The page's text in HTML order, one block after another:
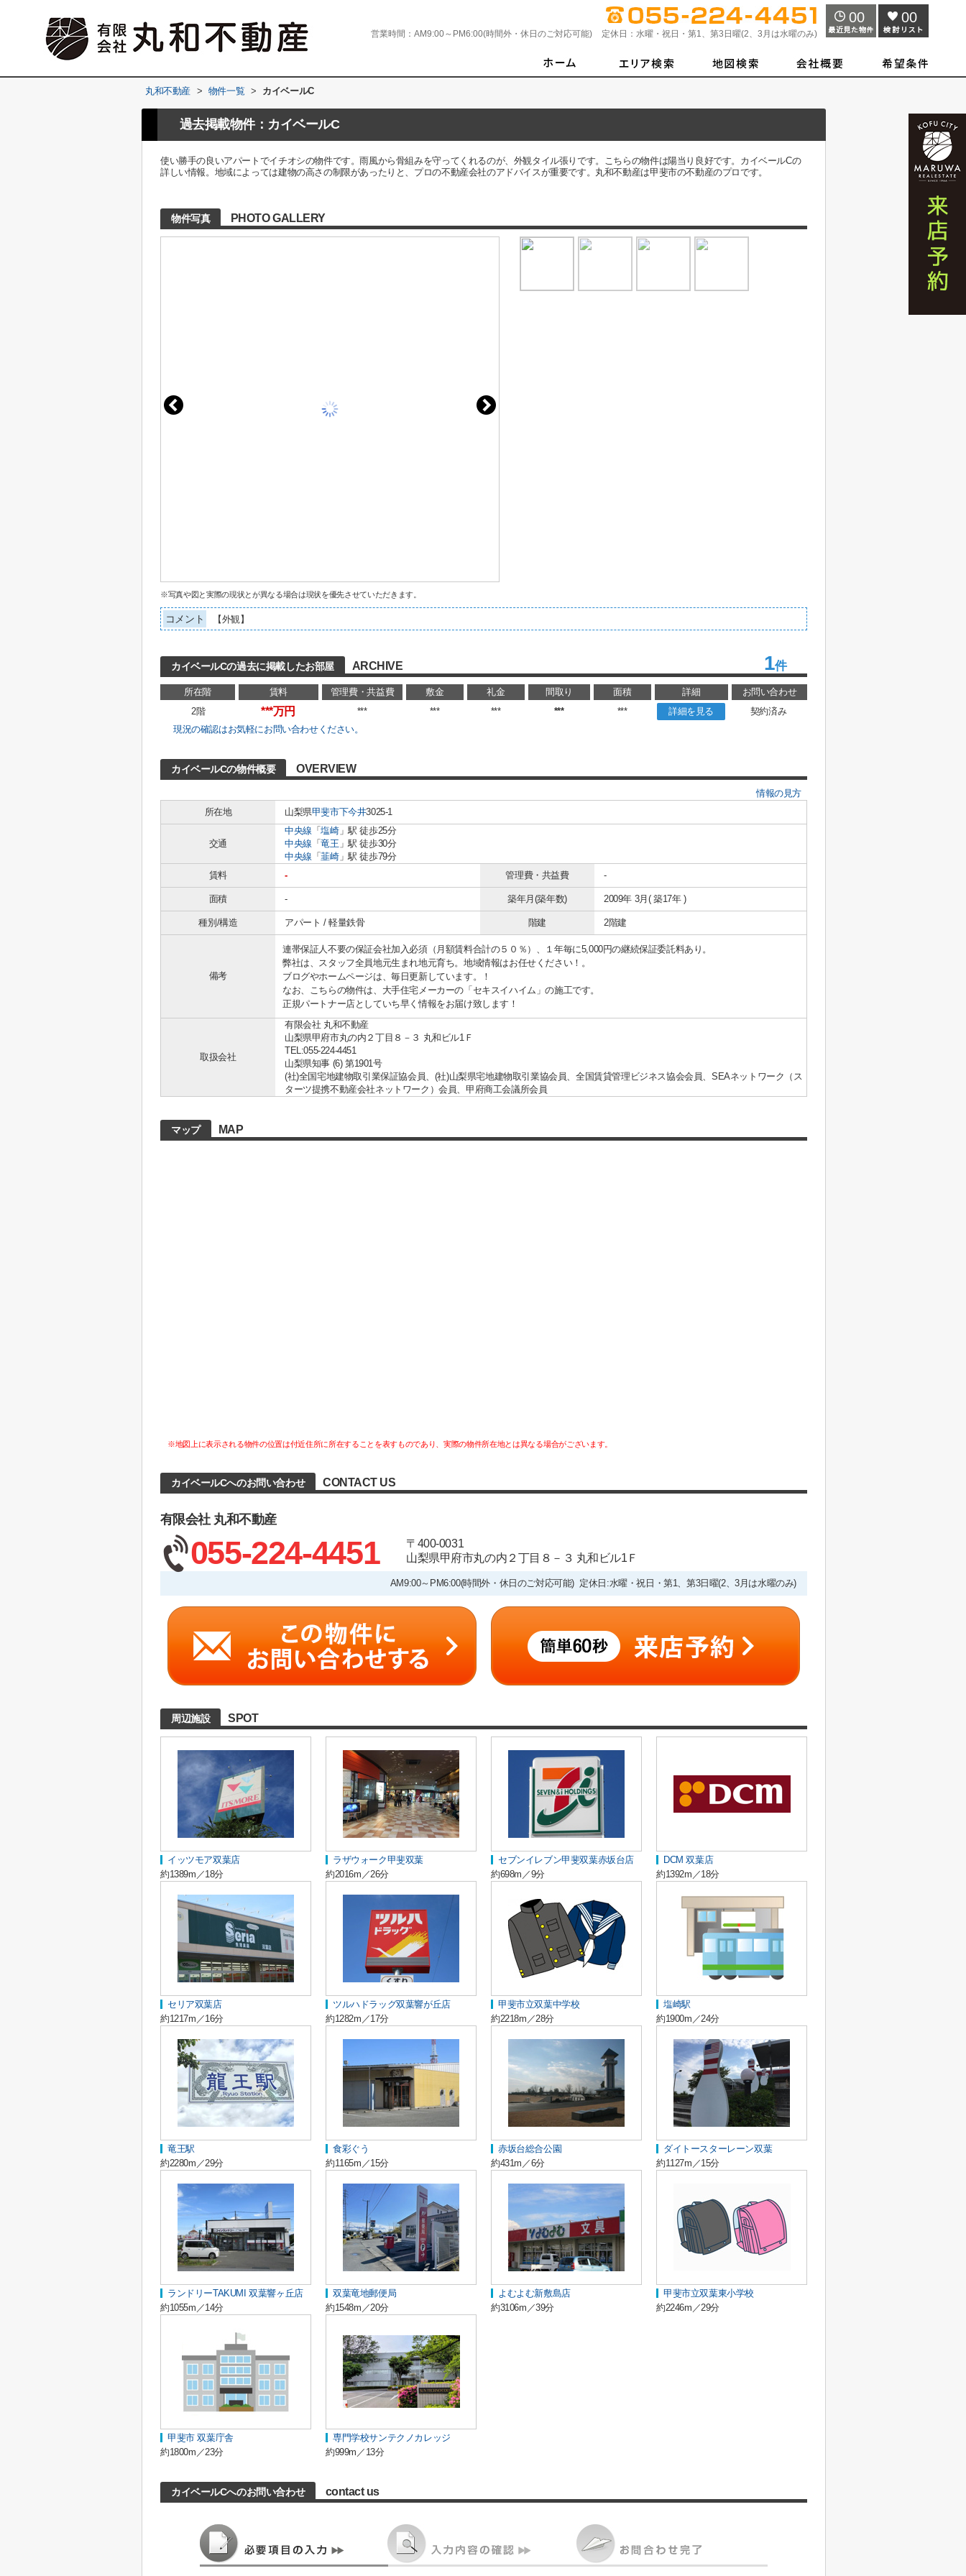
営業時間： AM9:00～PM6:00(時間外・休日のご対応可能) 定休日： 水曜・祝日・第1、第3日曜(2、3月は水曜のみ)
00 00
丸和不動産 > 物件一覧 > カイベールC
過去掲載物件：カイベールC
使い勝手の良いアパートでイチオシの物件です。雨風から骨組みを守ってくれるのが、外観タイル張りです。こちらの物件は陽当り良好です。カイベールCの
詳しい情報。地域によっては建物の高さの制限があったりと、プロの不動産会社のアドバイスが重要です。丸和不動産は甲斐市の不動産のプロです。
物件写真 PHOTO GALLERY
※写真や図と実際の現状とが異なる場合は現状を優先させていただきます。
コメント 【外観】
カイベールCの過去に掲載したお部屋 ARCHIVE 1件
所在階 賃料 管理費・共益費 敷金 礼金 間取り 面積 詳細
お問い合わせ
2階
***万円 *** *** *** *** *** 詳細を見る
契約済み
現況の確認はお気軽にお問い合わせください。
カイベールCの物件概要 OVERVIEW
情報の見方
所在地
山梨県甲斐市下今井3025-1
交通
中央線 「塩崎」駅 徒歩25分
中央線 「竜王 」駅 徒歩30分
中央線 「韮崎」駅 徒歩79分
賃料
- 管理費・共益費 -
面積 - 築年月(築年数) 2009年 3月( 築17年 )
種別/構造 アパート / 軽量鉄骨 階建 2階建
備考
連帯保証人不要の保証会社加入必須（月額賃料合計の５０％）、１年毎に5,000円の継続保証委託料あり。
弊社は、スタッフ全員地元生まれ地元育ち。地域情報はお任せください！。
ブログやホームページは、毎日更新しています。！
なお、こちらの物件は、大手住宅メーカーの「セキスイハイム」の施工です。
正規パートナー店としていち早く情報をお届け致します！
取扱会社
有限会社 丸和不動産
山梨県甲府市丸の内２丁目８－３ 丸和ビル1Ｆ
TEL:055-224-4451
山梨県知事 (6) 第1901号
(社)全国宅地建物取引業保証協会員、(社)山梨県宅地建物取引業協会員、全国賃貸管理ビジネス協会会員、SEAネットワーク（ス
ターツ提携不動産会社ネットワーク）会員、甲府商工会議所会員
マップ MAP
※地図上に表示される物件の位置は付近住所に所在することを表すものであり、実際の物件所在地とは異なる場合がございます。
カイベールCへのお問い合わせ CONTACT US
有限会社 丸和不動産
055-224-4451
〒400-0031
山梨県甲府市丸の内２丁目８－３ 丸和ビル1Ｆ
AM9:00～PM6:00(時間外・休日のご対応可能) 定休日:水曜・祝日・第1、第3日曜(2、3月は水曜のみ)
周辺施設 SPOT
イッツモア双葉店
約1389m／18分
ラザウォーク甲斐双葉
約2016m／26分
セブンイレブン甲斐双葉赤坂台店
約698m／9分
DCM 双葉店
約1392m／18分
セリア双葉店
約1217m／16分
ツルハドラッグ双葉響が丘店
約1282m／17分
甲斐市立双葉中学校
約2218m／28分
塩崎駅
約1900m／24分
竜王駅
約2280m／29分
食彩ぐう
約1165m／15分
赤坂台総合公園
約431m／6分
ダイトースターレーン双葉
約1127m／15分
ランドリーTAKUMI 双葉響ヶ丘店
約1055m／14分
双葉竜地郵便局
約1548m／20分
よむよむ新敷島店
約3106m／39分
甲斐市立双葉東小学校
約2246m／29分
甲斐市 双葉庁舎
約1800m／23分
専門学校サンテクノカレッジ
約999m／13分
カイベールCへのお問い合わせ contact us